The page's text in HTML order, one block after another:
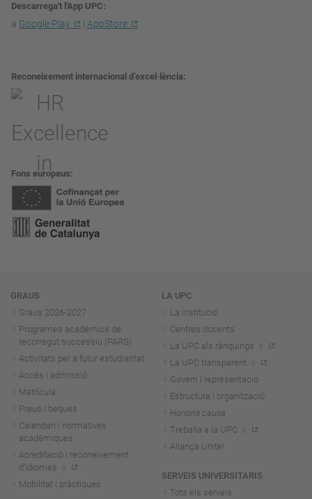
Descarrega't l'App UPC
a Google Play i AppStore
Reconeixement internacional d’excel·lència
Fons europeus
Navegació
GRAUS
Graus 2026-2027
Programes acadèmics de
recorregut successiu (PARS)
Activitats per a futur estudiantat
Accés i admissió
Matrícula
Preus i beques
Calendari i normatives
acadèmiques
Acreditació i reconeixement
d'idiomes
Mobilitat i pràctiques
LA UPC
La institució
Centres docents
La UPC als rànquings
La UPC transparent
Govern i representació
Estructura i organització
Honoris causa
Treballa a la UPC
Aliança Unite!
SERVEIS UNIVERSITARIS
Tots els serveis